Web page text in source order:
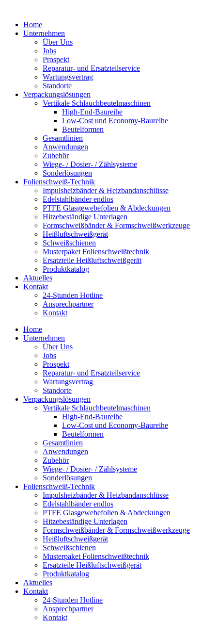
springenHome
Unternehmen
Über Uns
Jobs
Prospekt
Reparatur- und Ersatzteil­service
Wartungsvertrag
Standorte
Verpackungslösungen
Vertikale Schlauch­beutelmaschinen
High-End-Baureihe
Low-Cost und Economy-Baureihe
Beutelformen
Gesamtlinien
Anwendungen
Zubehör
Wiege- / Dosier- / Zählsysteme
Sonderlösungen
Folienschweiß-Technik
Impuls­heizbänder & Heizband­anschlüsse
Edelstahlbänder endlos
PTFE Glas­gewebefolien & Abdeckungen
Hitzebeständige Unterlagen
Formschweiß­bänder & Formschweiß­werkzeuge
Heißluftschweißgerät
Schweiß­schienen
Musterpaket Folienschweißtechnik
Ersatzteile Heißluftschweißgerät
Produktkatalog
Aktuelles
Kontakt
24-Stunden Hotline
Ansprechpartner
Kontakt
Home
Unternehmen
Über Uns
Jobs
Prospekt
Reparatur- und Ersatzteil­service
Wartungsvertrag
Standorte
Verpackungslösungen
Vertikale Schlauch­beutelmaschinen
High-End-Baureihe
Low-Cost und Economy-Baureihe
Beutelformen
Gesamtlinien
Anwendungen
Zubehör
Wiege- / Dosier- / Zählsysteme
Sonderlösungen
Folienschweiß-Technik
Impuls­heizbänder & Heizband­anschlüsse
Edelstahlbänder endlos
PTFE Glas­gewebefolien & Abdeckungen
Hitzebeständige Unterlagen
Formschweiß­bänder & Formschweiß­werkzeuge
Heißluftschweißgerät
Schweiß­schienen
Musterpaket Folienschweißtechnik
Ersatzteile Heißluftschweißgerät
Produktkatalog
Aktuelles
Kontakt
24-Stunden Hotline
Ansprechpartner
Kontakt